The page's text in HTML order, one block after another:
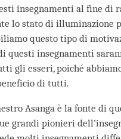
insegnamenti al fine di
lo stato di illuminazione
questo tipo di
questi insegnamenti
gli esseri, poiché
di tutti.
Asanga è la fonte di
grandi pionieri